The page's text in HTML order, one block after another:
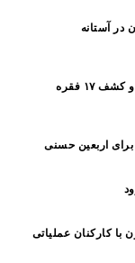
در آستانه
دستگیری ۸ نفر سارق در طرح پاکسازی محلات و کشف ۱۷ فقره
اربعین حسنی
کارکنان عملیاتی